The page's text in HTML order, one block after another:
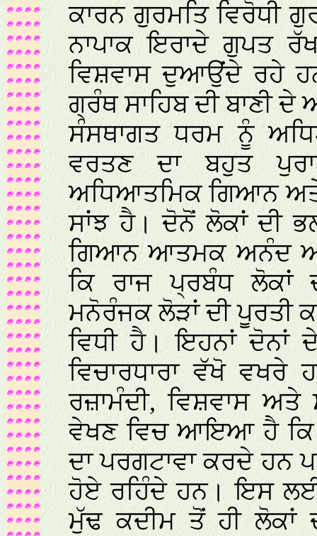
ਕਾਰਨ ਗੁਰਮਤਿ ਵਿਰੋਧੀ
ਨਾਪਾਕ ਇਰਾਦੇ ਗੁਪਤ
ਵਿਸ਼ਵਾਸ ਦੁਆਉਂਦੇ ਰਹੇ
ਗ੍ਰੰਥ ਸਾਹਿਬ ਦੀ ਬਾਣੀ
ਸੰਸਥਾਗਤ ਧਰਮ ਨੂੰ
ਵਰਤਣ ਦਾ ਬਹੁਤ
ਅਧਿਆਤਮਿਕ ਗਿਆਨ
ਸਾਂਝ ਹੈ। ਦੋਨੋਂ ਲੋਕਾਂ ਦੀ
ਗਿਆਨ ਆਤਮਕ ਅਨੰਦ
ਕਿ ਰਾਜ ਪ੍ਰਬੰਧ ਲੋਕਾਂ
ਮਨੋਰੰਜਕ ਲੋੜਾਂ ਦੀ ਪੂਰਤੀ
ਵਿਧੀ ਹੈ। ਇਹਨਾਂ
ਵਿਚਾਰਧਾਰਾ ਵੱਖੋ ਵਖਰੇ
ਰਜ਼ਾਮੰਦੀ, ਵਿਸ਼ਵਾਸ
ਵੇਖਣ ਵਿਚ ਆਇਆ ਹੈ ਕਿ
ਦਾ ਪਰਗਟਾਵਾ ਕਰਦੇ ਹਨ
ਹੋਏ ਰਹਿੰਦੇ ਹਨ। ਇਸ
ਮੁੱਢ ਕਦੀਮ ਤੋਂ ਹੀ ਲੋਕਾਂ